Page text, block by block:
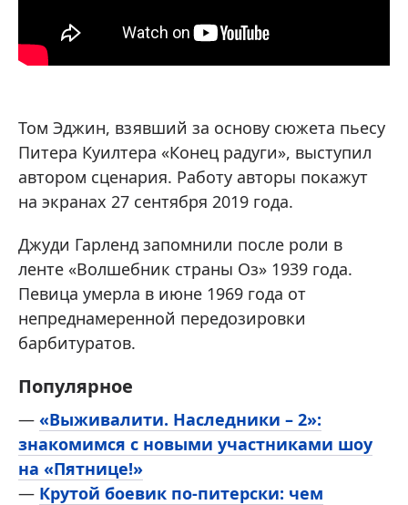
Том Эджин, взявший за основу сюжета пьесу
Питера Куилтера «Конец радуги», выступил
автором сценария. Работу авторы покажут
на экранах 27 сентября 2019 года.
Джуди Гарленд запомнили после роли в
ленте «Волшебник страны Оз» 1939 года.
Певица умерла в июне 1969 года от
непреднамеренной передозировки
барбитуратов.
Популярное
— «Выживалити. Наследники – 2»:
знакомимся с новыми участниками шоу
на «Пятнице!»
— Крутой боевик по-питерски: чем